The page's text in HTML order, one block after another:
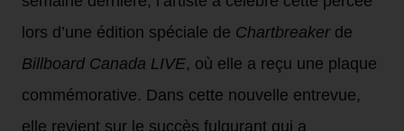
lors d’une édition spéciale de Chartbreaker de
Billboard Canada LIVE, où elle a reçu une plaque
commémorative. Dans cette nouvelle entrevue,
elle revient sur le succès fulgurant qui a